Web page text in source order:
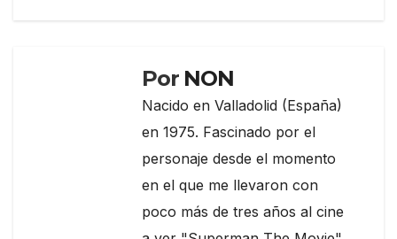
Por NON
Nacido en Valladolid (España)
en 1975. Fascinado por el
personaje desde el momento
en el que me llevaron con
poco más de tres años al cine